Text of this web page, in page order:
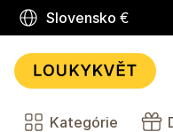
Slovensko €
Kategórie